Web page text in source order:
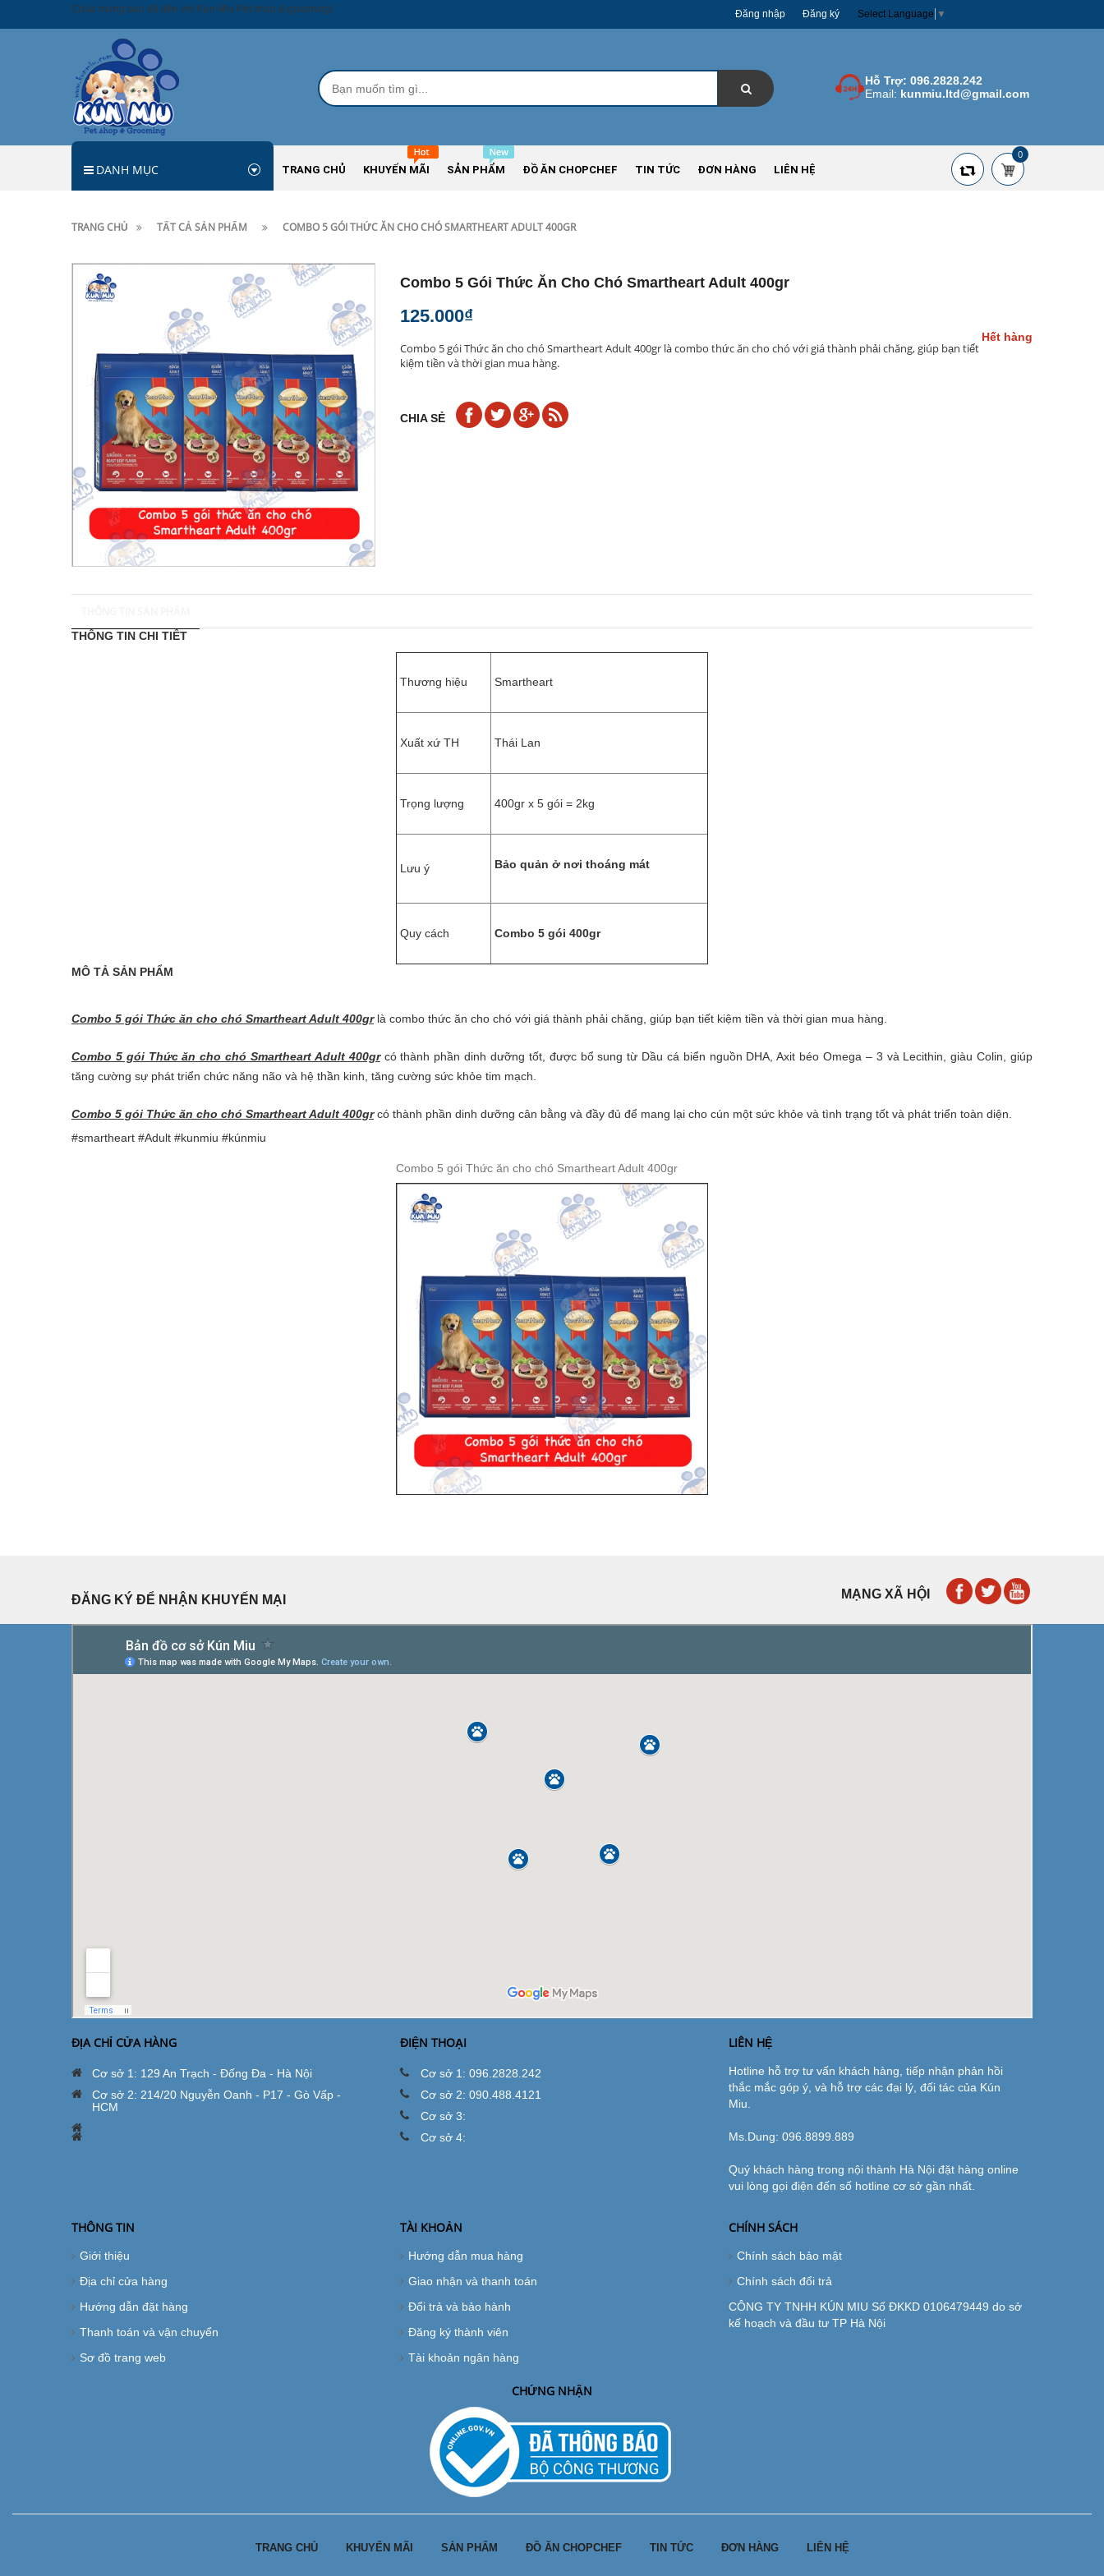
Chào mừng bạn đã đến với Kún Miu Pet shop & grooming! Đăng nhập Đăng ký Select Language ▼
Hỗ Trợ: 096.2828.242
Email: kunmiu.ltd@gmail.com
DANH MỤC TRANG CHỦ KHUYẾN MÃI SẢN PHẨM ĐỒ ĂN CHOPCHEF TIN TỨC ĐƠN HÀNG LIÊN HỆ
0
TRANG CHỦ TẤT CẢ SẢN PHẨM COMBO 5 GÓI THỨC ĂN CHO CHÓ SMARTHEART ADULT 400GR
Combo 5 Gói Thức Ăn Cho Chó Smartheart Adult 400gr
125.000₫
Hết hàng
Combo 5 gói Thức ăn cho chó Smartheart Adult 400gr là combo thức ăn cho chó với giá thành phải chăng, giúp bạn tiết
kiệm tiền và thời gian mua hàng.
CHIA SẺ
THÔNG TIN CHI TIẾT
Thương hiệu Smartheart
Xuất xứ TH Thái Lan
Trọng lượng 400gr x 5 gói = 2kg
Lưu ý Bảo quản ở nơi thoáng mát
Quy cách Combo 5 gói 400gr
MÔ TẢ SẢN PHẨM
Combo 5 gói Thức ăn cho chó Smartheart Adult 400grlà combo thức ăn cho chó với giá thành phải chăng, giúp bạn tiết kiệm tiền và thời gian mua hàng.
Combo 5 gói Thức ăn cho chó Smartheart Adult 400grcó thành phần dinh dưỡng tốt, được bổ sung từ Dầu cá biển nguồn DHA, Axit béo Omega – 3 và Lecithin, giàu Colin, giúp
tăng cường sự phát triển chức năng não và hệ thần kinh, tăng cường sức khỏe tim mạch.
Combo 5 gói Thức ăn cho chó Smartheart Adult 400grcó thành phần dinh dưỡng cân bằng và đầy đủ để mang lại cho cún một sức khỏe và tình trạng tốt và phát triển toàn diện.
#smartheart #Adult #kunmiu #kúnmiu
Combo 5 gói Thức ăn cho chó Smartheart Adult 400gr
ĐĂNG KÝ ĐỂ NHẬN KHUYẾN MẠI MẠNG XÃ HỘI
ĐỊA CHỈ CỬA HÀNG
Cơ sở 1: 129 An Trạch - Đống Đa - Hà Nội
Cơ sở 2: 214/20 Nguyễn Oanh - P17 - Gò Vấp -
HCM
ĐIỆN THOẠI
Cơ sở 1: 096.2828.242
Cơ sở 2: 090.488.4121
Cơ sở 3:
Cơ sở 4:
LIÊN HỆ
Hotline hỗ trợ tư vấn khách hàng, tiếp nhận phản hồi
thắc mắc góp ý, và hỗ trợ các đại lý, đối tác của Kún
Miu.
Ms.Dung: 096.8899.889
Quý khách hàng trong nội thành Hà Nội đặt hàng online
vui lòng gọi điện đến số hotline cơ sở gần nhất.
THÔNG TIN
Giới thiệu
Địa chỉ cửa hàng
Hướng dẫn đặt hàng
Thanh toán và vận chuyển
Sơ đồ trang web
TÀI KHOẢN
Hướng dẫn mua hàng
Giao nhận và thanh toán
Đổi trả và bảo hành
Đăng ký thành viên
Tài khoản ngân hàng
CHÍNH SÁCH
Chính sách bảo mật
Chính sách đổi trả
CÔNG TY TNHH KÚN MIU Số ĐKKD 0106479449 do sở
kế hoạch và đầu tư TP Hà Nội
CHỨNG NHẬN
TRANG CHỦ KHUYẾN MÃI SẢN PHẨM ĐỒ ĂN CHOPCHEF TIN TỨC ĐƠN HÀNG LIÊN HỆ